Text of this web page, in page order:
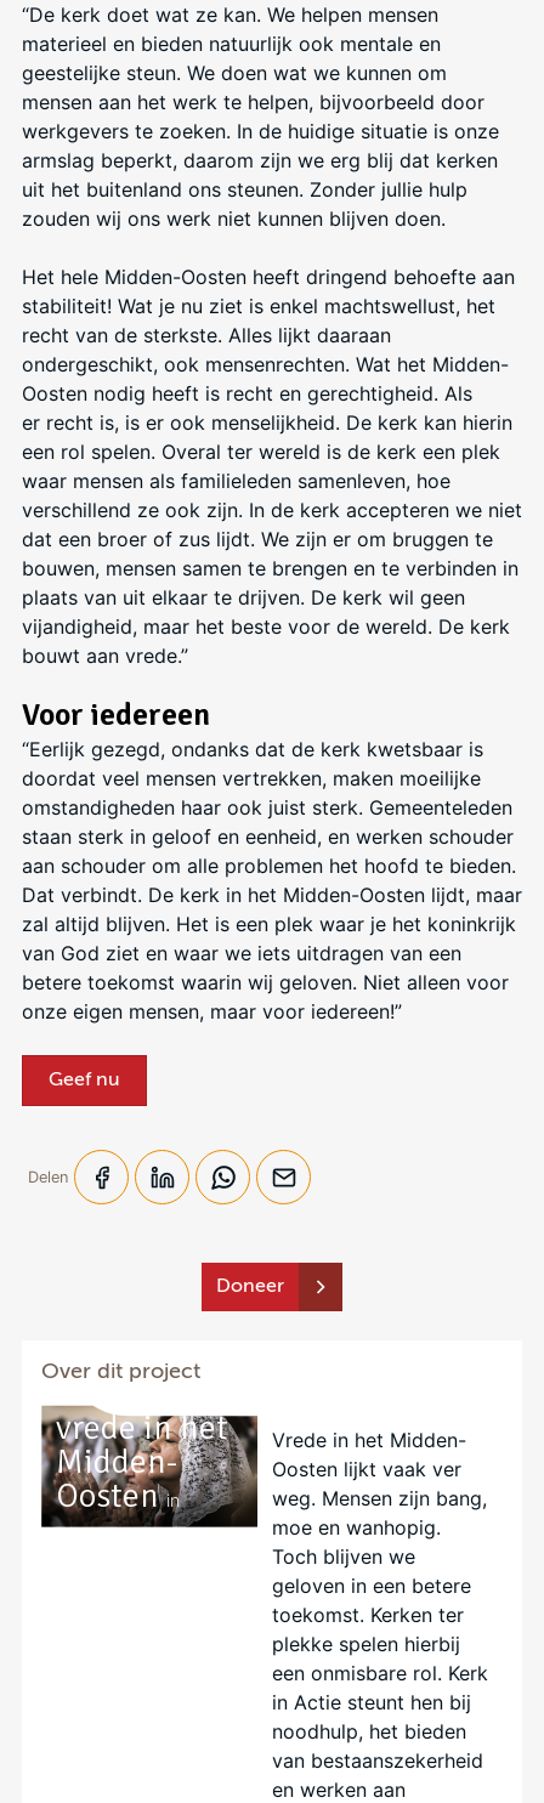
“De kerk doet wat ze kan. We helpen mensen
materieel en bieden natuurlijk ook mentale en
geestelijke steun. We doen wat we kunnen om
mensen aan het werk te helpen, bijvoorbeeld door
werkgevers te zoeken. In de huidige situatie is onze
armslag beperkt, daarom zijn we erg blij dat kerken
uit het buitenland ons steunen. Zonder jullie hulp
zouden wij ons werk niet kunnen blijven doen.
Het hele Midden-Oosten heeft dringend behoefte aan
stabiliteit! Wat je nu ziet is enkel machtswellust, het
recht van de sterkste. Alles lijkt daaraan
ondergeschikt, ook mensenrechten. Wat het Midden-
Oosten nodig heeft is recht en gerechtigheid. Als
er recht is, is er ook menselijkheid. De kerk kan hierin
een rol spelen. Overal ter wereld is de kerk een plek
waar mensen als familieleden samenleven, hoe
verschillend ze ook zijn. In de kerk accepteren we niet
dat een broer of zus lijdt. We zijn er om bruggen te
bouwen, mensen samen te brengen en te verbinden in
plaats van uit elkaar te drijven. De kerk wil geen
vijandigheid, maar het beste voor de wereld. De kerk
bouwt aan vrede.”
Voor iedereen
“Eerlijk gezegd, ondanks dat de kerk kwetsbaar is
doordat veel mensen vertrekken, maken moeilijke
omstandigheden haar ook juist sterk. Gemeenteleden
staan sterk in geloof en eenheid, en werken schouder
aan schouder om alle problemen het hoofd te bieden.
Dat verbindt. De kerk in het Midden-Oosten lijdt, maar
zal altijd blijven. Het is een plek waar je het koninkrijk
van God ziet en waar we iets uitdragen van een
betere toekomst waarin wij geloven. Niet alleen voor
onze eigen mensen, maar voor iedereen!”
Geef nu
Delen
Doneer
Over dit project
Versterk de
kerk -
Bouwen aan
vrede in het
Midden-
Oostenin
Vrede in het Midden-
Oosten lijkt vaak ver
weg. Mensen zijn bang,
moe en wanhopig.
Toch blijven we
geloven in een betere
toekomst. Kerken ter
plekke spelen hierbij
een onmisbare rol. Kerk
in Actie steunt hen bij
noodhulp, het bieden
van bestaanszekerheid
en werken aan